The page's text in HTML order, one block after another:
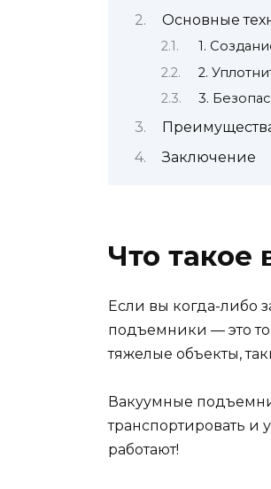
Основные
1.
2.
3.
Заключение
Что такое
Если вы когда-либо
подъемники — это
тяжелые объекты,
Вакуумные
транспортировать и
работают!